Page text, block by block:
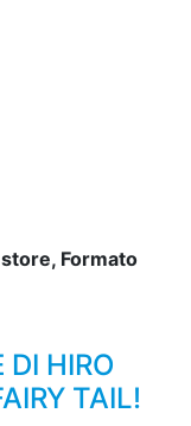
Formato
HIRO
TAIL!